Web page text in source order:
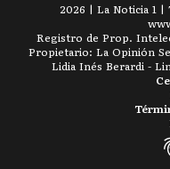
2026 | La Noticia 1 |
Registro de Prop.
Propietario: La Opinión
Lidia Inés Berardi -